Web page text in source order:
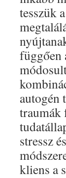
tesszük
függően
autogén
traumák
stressz
kliens a